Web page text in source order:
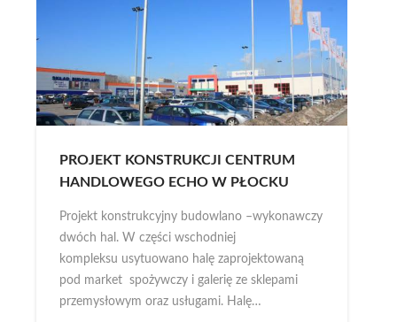
PROJEKT KONSTRUKCJI CENTRUM
HANDLOWEGO ECHO W PŁOCKU
Projekt konstrukcyjny budowlano –wykonawczy
dwóch hal. W części wschodniej
kompleksu usytuowano halę zaprojektowaną
pod market spożywczy i galerię ze sklepami
przemysłowym oraz usługami. Halę…